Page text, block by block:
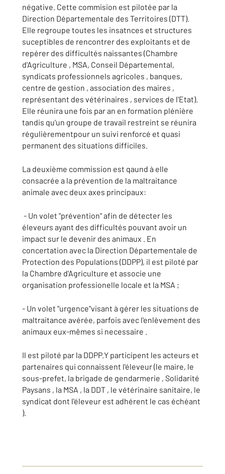
négative. Cette commision est pilotée par la
Direction Départementale des Territoires (DTT).
Elle regroupe toutes les insatnces et structures
suceptibles de rencontrer des exploitants et de
repérer des difficultés naissantes (Chambre
d'Agriculture , MSA, Conseil Départemental,
syndicats professionnels agricoles , banques,
centre de gestion , association des maires ,
représentant des vétérinaires , services de l'Etat).
Elle réunira une fois par an en formation plénière
tandis qu'un groupe de travail restreint se réunira
régulièrementpour un suivi renforcé et quasi
permanent des situations difficiles.
La deuxième commission est qaund à elle
consacrée a la prévention de la maltraitance
animale avec deux axes principaux:
- Un volet "prévention" afin de détecter les
éleveurs ayant des difficultés pouvant avoir un
impact sur le devenir des animaux . En
concertation avec la Direction Départementale de
Protection des Populations (DDPP), il est piloté par
la Chambre d'Agriculture et associe une
organisation professionelle locale et la MSA ;
- Un volet "urgence"visant à gérer les situations de
maltraitance avérée, parfois avec l'enlèvement des
animaux eux-mêmes si necessaire .
Il est piloté par la DDPP.Y participent les acteurs et
partenaires qui connaissent l'éleveur (le maire, le
sous-prefet, la brigade de gendarmerie , Solidarité
Paysans , la MSA , la DDT , le vétérinaire sanitaire, le
syndicat dont l'éleveur est adhérent le cas échéant
).